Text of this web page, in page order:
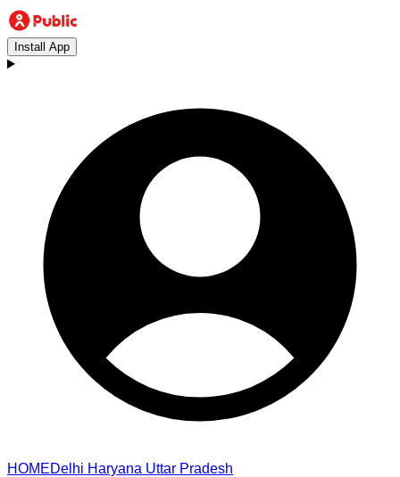
Install App
HOMEDelhi Haryana Uttar Pradesh